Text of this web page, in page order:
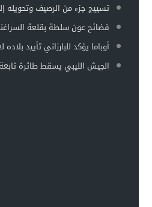
تسييج جزء من الرصيف وتحويله
فضائح عون سلطة بقلعة
أوباما يؤكد للبارزاني تأييد
الجيش الليبي يسقط طائرة